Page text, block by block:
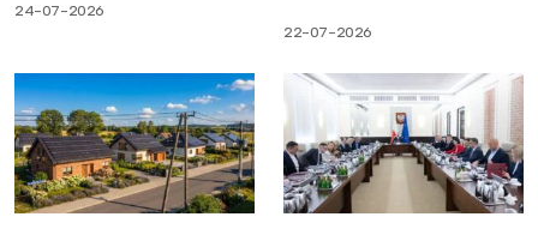
24-07-2026
22-07-2026